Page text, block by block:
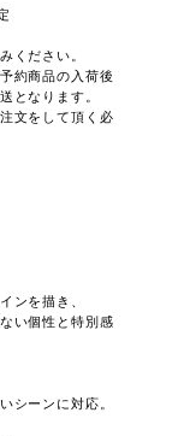
ください。
約商品の入荷後
となります。
文をして頂く必
ンを描き、
い個性と特別感
シーンに対応。